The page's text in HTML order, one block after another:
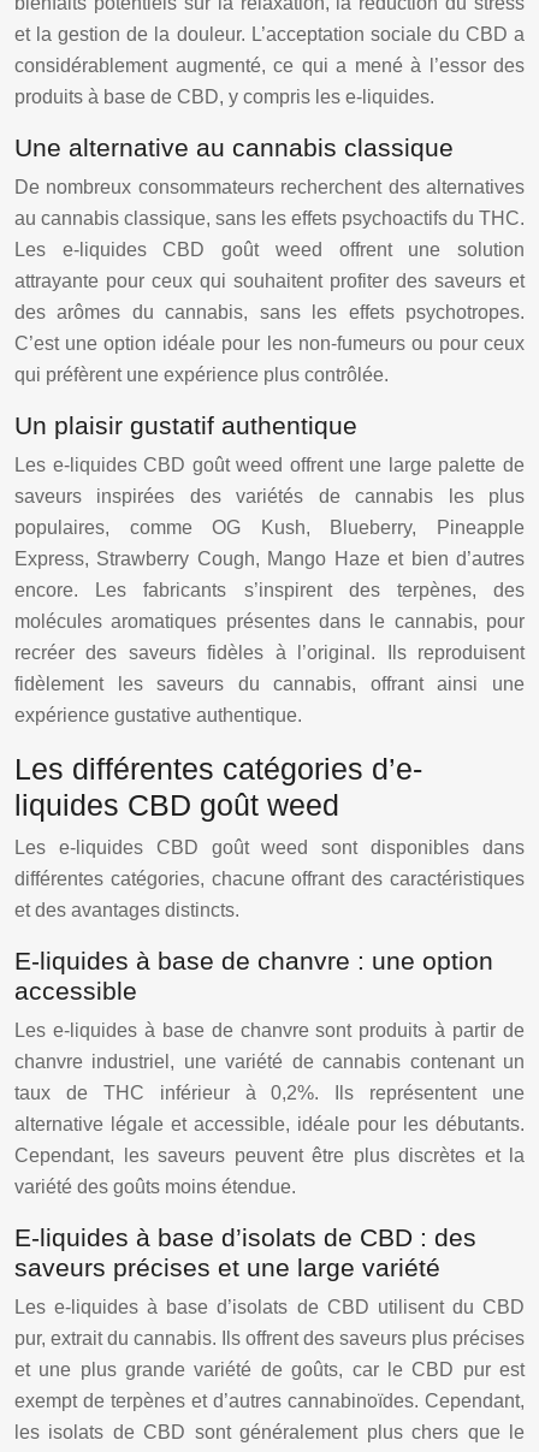
et la gestion de la douleur. L’acceptation sociale du CBD a
considérablement augmenté, ce qui a mené à l’essor des
produits à base de CBD, y compris les e-liquides.
Une alternative au cannabis classique
De nombreux consommateurs recherchent des alternatives
au cannabis classique, sans les effets psychoactifs du THC.
Les e-liquides CBD goût weed offrent une solution
attrayante pour ceux qui souhaitent profiter des saveurs et
des arômes du cannabis, sans les effets psychotropes.
C’est une option idéale pour les non-fumeurs ou pour ceux
qui préfèrent une expérience plus contrôlée.
Un plaisir gustatif authentique
Les e-liquides CBD goût weed offrent une large palette de
saveurs inspirées des variétés de cannabis les plus
populaires, comme OG Kush, Blueberry, Pineapple
Express, Strawberry Cough, Mango Haze et bien d’autres
encore. Les fabricants s’inspirent des terpènes, des
molécules aromatiques présentes dans le cannabis, pour
recréer des saveurs fidèles à l’original. Ils reproduisent
fidèlement les saveurs du cannabis, offrant ainsi une
expérience gustative authentique.
Les différentes catégories d’e-
liquides CBD goût weed
Les e-liquides CBD goût weed sont disponibles dans
différentes catégories, chacune offrant des caractéristiques
et des avantages distincts.
E-liquides à base de chanvre : une option
accessible
Les e-liquides à base de chanvre sont produits à partir de
chanvre industriel, une variété de cannabis contenant un
taux de THC inférieur à 0,2%. Ils représentent une
alternative légale et accessible, idéale pour les débutants.
Cependant, les saveurs peuvent être plus discrètes et la
variété des goûts moins étendue.
E-liquides à base d’isolats de CBD : des
saveurs précises et une large variété
Les e-liquides à base d’isolats de CBD utilisent du CBD
pur, extrait du cannabis. Ils offrent des saveurs plus précises
et une plus grande variété de goûts, car le CBD pur est
exempt de terpènes et d’autres cannabinoïdes. Cependant,
les isolats de CBD sont généralement plus chers que le